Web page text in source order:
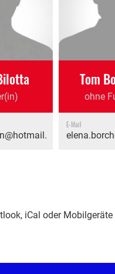
Tom
ohne
E-Mail
iCal oder